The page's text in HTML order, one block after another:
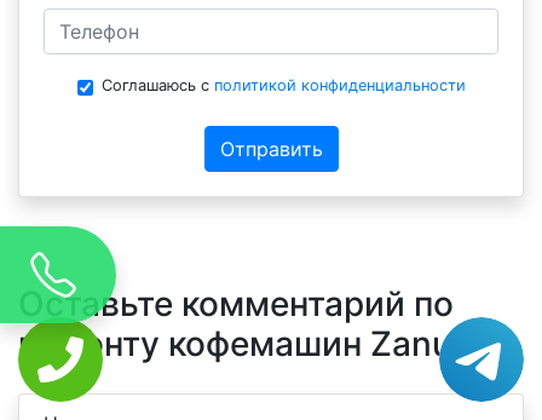
Соглашаюсь с политикой конфиденциальности
Отправить
Оставьте комментарий по
ремонту кофемашин Zanussi